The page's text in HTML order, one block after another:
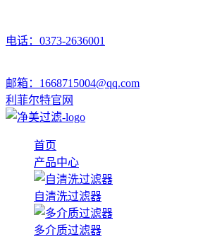
电话：0373-2636001
邮箱：1668715004@qq.com
利菲尔特官网
首页
产品中心
自清洗过滤器
多介质过滤器